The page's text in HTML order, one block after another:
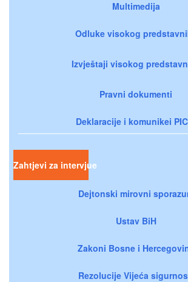
Multimedija
Odluke visokog
Izvještaji visokog
Pravni dokumenti
Deklaracije i komunikei
Zahtjevi za intervjue
Dejtonski mirovni
Ustav BiH
Zakoni Bosne i
Rezolucije Vijeća